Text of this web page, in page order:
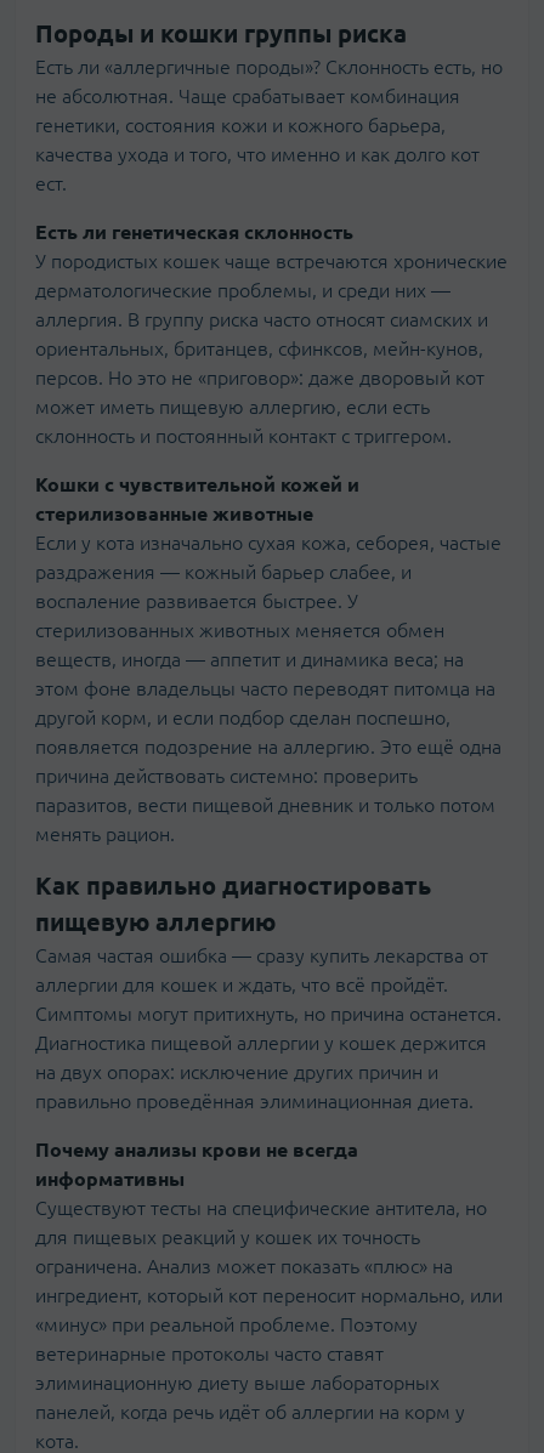
Породы и кошки группы риска
Есть ли «аллергичные породы»? Склонность есть, но
не абсолютная. Чаще срабатывает комбинация
генетики, состояния кожи и кожного барьера,
качества ухода и того, что именно и как долго кот
ест.
Есть ли генетическая склонность
У породистых кошек чаще встречаются хронические
дерматологические проблемы, и среди них —
аллергия. В группу риска часто относят сиамских и
ориентальных, британцев, сфинксов, мейн-кунов,
персов. Но это не «приговор»: даже дворовый кот
может иметь пищевую аллергию, если есть
склонность и постоянный контакт с триггером.
Кошки с чувствительной кожей и
стерилизованные животные
Если у кота изначально сухая кожа, себорея, частые
раздражения — кожный барьер слабее, и
воспаление развивается быстрее. У
стерилизованных животных меняется обмен
веществ, иногда — аппетит и динамика веса; на
этом фоне владельцы часто переводят питомца на
другой корм, и если подбор сделан поспешно,
появляется подозрение на аллергию. Это ещё одна
причина действовать системно: проверить
паразитов, вести пищевой дневник и только потом
менять рацион.
Как правильно диагностировать
пищевую аллергию
Самая частая ошибка — сразу купить лекарства от
аллергии для кошек и ждать, что всё пройдёт.
Симптомы могут притихнуть, но причина останется.
Диагностика пищевой аллергии у кошек держится
на двух опорах: исключение других причин и
правильно проведённая элиминационная диета.
Почему анализы крови не всегда
информативны
Существуют тесты на специфические антитела, но
для пищевых реакций у кошек их точность
ограничена. Анализ может показать «плюс» на
ингредиент, который кот переносит нормально, или
«минус» при реальной проблеме. Поэтому
ветеринарные протоколы часто ставят
элиминационную диету выше лабораторных
панелей, когда речь идёт об аллергии на корм у
кота.